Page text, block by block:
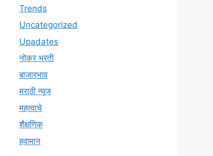
Trends
Uncategorized
Upadates
नोकर भरती
बाजारभाव
मराठी न्यूज
महत्वाचे
शैक्षणिक
हवामान